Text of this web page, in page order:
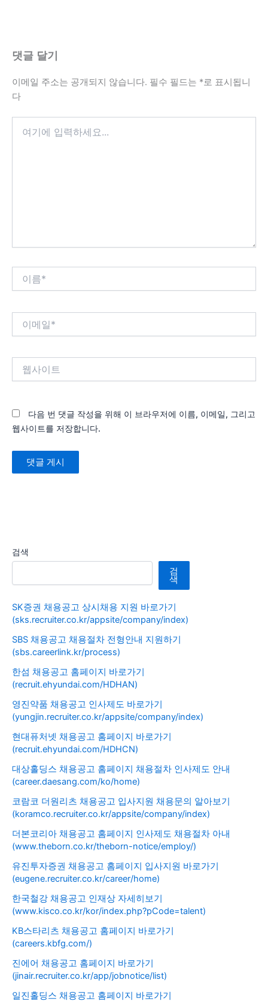
댓글 달기
이메일 주소는 공개되지 않습니다. 필수 필드는 *로 표시됩니
다
다음 번 댓글 작성을 위해 이 브라우저에 이름, 이메일, 그리고
웹사이트를 저장합니다.
검색
검
색
SK증권 채용공고 상시채용 지원 바로가기
(sks.recruiter.co.kr/appsite/company/index)
SBS 채용공고 채용절차 전형안내 지원하기
(sbs.careerlink.kr/process)
한섬 채용공고 홈페이지 바로가기
(recruit.ehyundai.com/HDHAN)
영진약품 채용공고 인사제도 바로가기
(yungjin.recruiter.co.kr/appsite/company/index)
현대퓨처넷 채용공고 홈페이지 바로가기
(recruit.ehyundai.com/HDHCN)
대상홀딩스 채용공고 홈페이지 채용절차 인사제도 안내
(career.daesang.com/ko/home)
코람코 더원리츠 채용공고 입사지원 채용문의 알아보기
(koramco.recruiter.co.kr/appsite/company/index)
더본코리아 채용공고 홈페이지 인사제도 채용절차 아내
(www.theborn.co.kr/theborn-notice/employ/)
유진투자증권 채용공고 홈페이지 입사지원 바로가기
(eugene.recruiter.co.kr/career/home)
한국철강 채용공고 인재상 자세히보기
(www.kisco.co.kr/kor/index.php?pCode=talent)
KB스타리츠 채용공고 홈페이지 바로가기
(careers.kbfg.com/)
진에어 채용공고 홈페이지 바로가기
(jinair.recruiter.co.kr/app/jobnotice/list)
일진홀딩스 채용공고 홈페이지 바로가기